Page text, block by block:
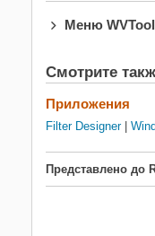
Меню WVTool
Смотрите
Приложения
Filter Designer|
Представлено до